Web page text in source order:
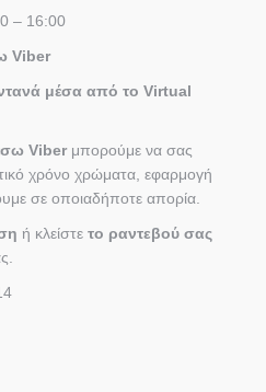
– 16:00
Viber
μέσα από το Virtual
Viber μπορούμε να σας
χρόνο χρώματα, εφαρμογή
σε οποιαδήποτε απορία.
ή κλείστε το ραντεβού σας